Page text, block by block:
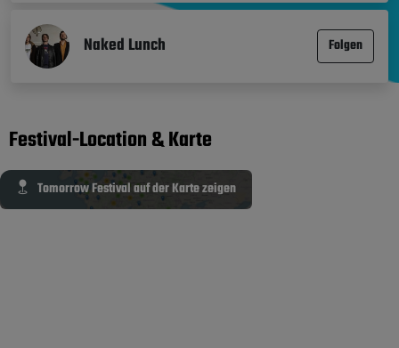
Naked Lunch Folgen
Festival-Location & Karte
Tomorrow Festival auf der Karte zeigen